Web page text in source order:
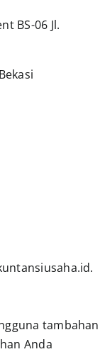
BS-06 Jl.
tambahan
Anda